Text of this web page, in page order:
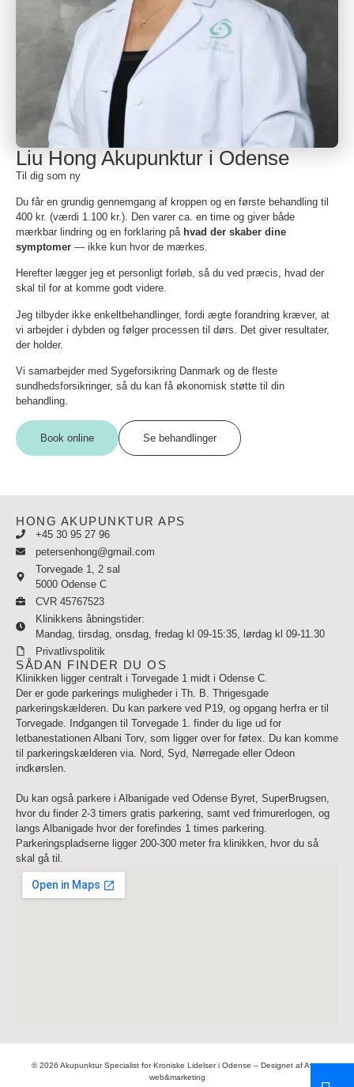
Liu Hong Akupunktur i Odense
Til dig som ny
Du får en grundig gennemgang af kroppen og en første behandling til
400 kr. (værdi 1.100 kr.). Den varer ca. en time og giver både
mærkbar lindring og en forklaring på hvad der skaber dine
symptomer — ikke kun hvor de mærkes.
Herefter lægger jeg et personligt forløb, så du ved præcis, hvad der
skal til for at komme godt videre.
Jeg tilbyder ikke enkeltbehandlinger, fordi ægte forandring kræver, at
vi arbejder i dybden og følger processen til dørs. Det giver resultater,
der holder.
Vi samarbejder med Sygeforsikring Danmark og de fleste
sundhedsforsikringer, så du kan få økonomisk støtte til din
behandling.
Book online Se behandlinger
HONG AKUPUNKTUR APS
+45 30 95 27 96
petersenhong@gmail.com
Torvegade 1, 2 sal
5000 Odense C
CVR 45767523
Klinikkens åbningstider:
Mandag, tirsdag, onsdag, fredag kl 09-15:35, lørdag kl 09-11.30
Privatlivspolitik
SÅDAN FINDER DU OS
Klinikken ligger centralt i Torvegade 1 midt i Odense C.
Der er gode parkerings muligheder i Th. B. Thrigesgade
parkeringskælderen. Du kan parkere ved P19, og opgang herfra er til
Torvegade. Indgangen til Torvegade 1. finder du lige ud for
letbanestationen Albani Torv, som ligger over for føtex. Du kan komme
til parkeringskælderen via. Nord, Syd, Nørregade eller Odeon
indkørslen.
Du kan også parkere i Albanigade ved Odense Byret, SuperBrugsen,
hvor du finder 2-3 timers gratis parkering, samt ved frimurerlogen, og
langs Albanigade hvor der forefindes 1 times parkering.
Parkeringspladserne ligger 200-300 meter fra klinikken, hvor du så
skal gå til.
© 2026 Akupunktur Specialist for Kroniske Lidelser i Odense – Designet afAveo
web&marketing